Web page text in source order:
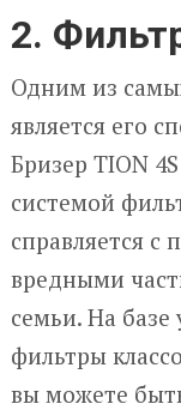
2.
Одним из
является его
Бризер TION
системой
справляется с
вредными
семьи. На базе
фильтры
вы можете